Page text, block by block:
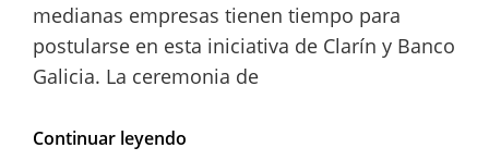
triunfo
ante
Racing
medianas empresas tienen tiempo para
postularse en esta iniciativa de Clarín y Banco
Galicia. La ceremonia de
Continuar leyendo